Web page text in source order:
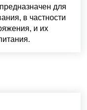
для
в частности
и их